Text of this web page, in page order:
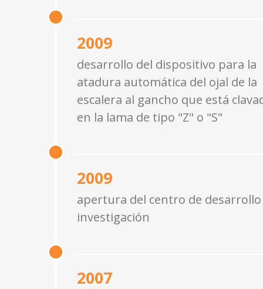
2009
desarrollo del dispositivo para la
atadura automática del ojal de la
escalera al gancho que está
en la lama de tipo "Z" o "S"
2009
apertura del centro de desarrollo
investigación
2007